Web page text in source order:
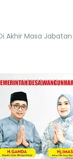
Akhir Masa Jabatan